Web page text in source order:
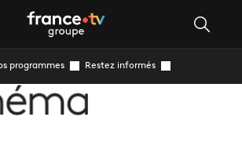
programmes Restez informés